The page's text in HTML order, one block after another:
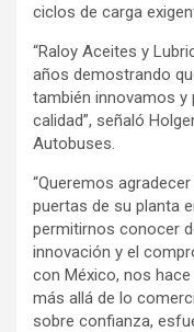
ciclos de carga
“Raloy Aceites y
años demostrando
también innovamos
calidad”, señaló
Autobuses.
“Queremos
puertas de su planta
permitirnos conocer
innovación y el
con México, nos
más allá de lo
sobre confianza,